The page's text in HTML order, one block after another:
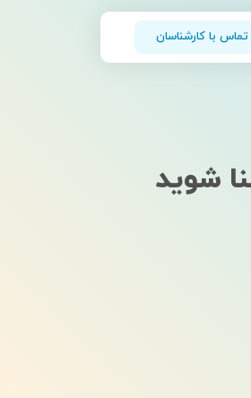
تماس با کارشناسان
شوید